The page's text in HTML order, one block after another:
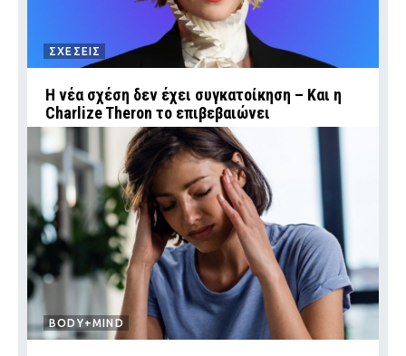
ΣΧΕΣΕΙΣ
Η νέα σχέση δεν έχει συγκατοίκηση – Και η
Charlize Theron το επιβεβαιώνει
BODY+MIND